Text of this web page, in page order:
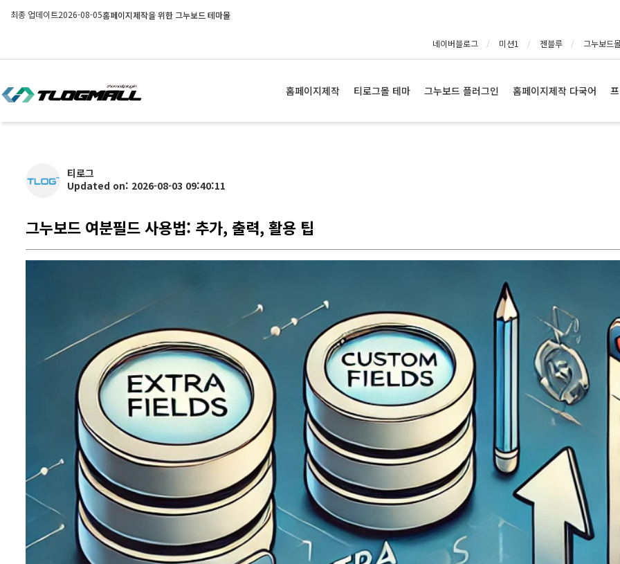
최종 업데이트2026-08-05홈페이지제작을 위한 그누보드 테마몰
네이버블로그 미션1 젠블루 그누보드
홈페이지제작 티로그몰 테마 그누보드 플러그인 홈페이지제작 다국어
티로그
Updated on: 2026-08-03 09:40:11
그누보드 여분필드 사용법: 추가, 출력, 활용 팁